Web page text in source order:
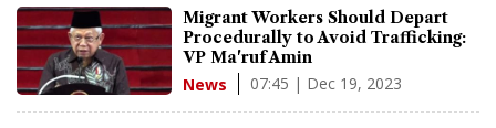
Migrant Workers Should Depart
Procedurally to Avoid Trafficking:
VP Ma'ruf Amin
News 07:45 | Dec 19, 2023